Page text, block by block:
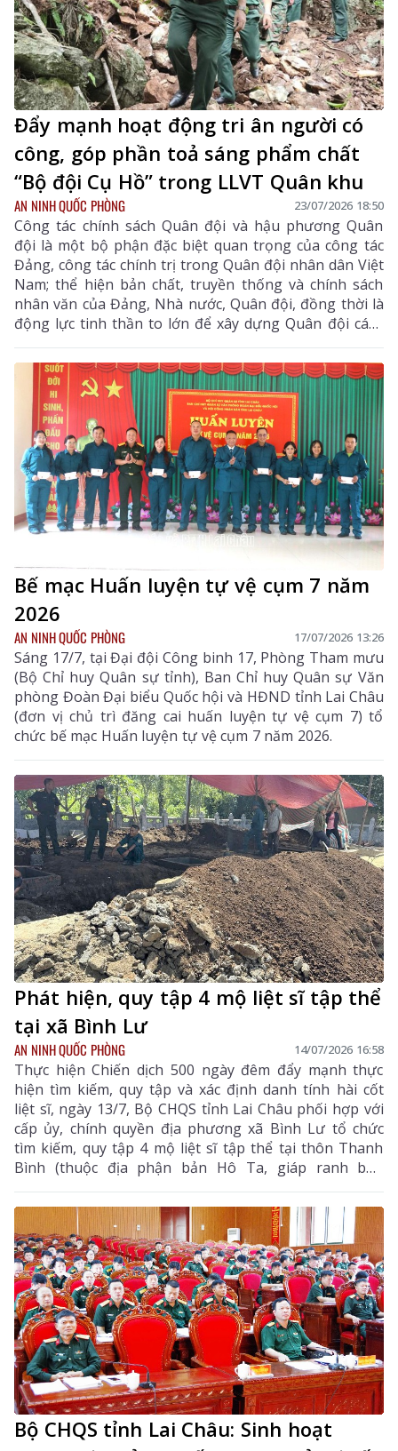
Đẩy mạnh hoạt động tri ân người có
công, góp phần toả sáng phẩm chất
“Bộ đội Cụ Hồ” trong LLVT Quân khu
AN NINH QUỐC PHÒNG 23/07/2026 18:50
Công tác chính sách Quân đội và hậu phương Quân
đội là một bộ phận đặc biệt quan trọng của công tác
Đảng, công tác chính trị trong Quân đội nhân dân Việt
Nam; thể hiện bản chất, truyền thống và chính sách
nhân văn của Đảng, Nhà nước, Quân đội, đồng thời là
động lực tinh thần to lớn để xây dựng Quân đội cách
mạng, chính quy, tinh nhuệ, hiện đại. Đối với lực lượng
vũ trang (LLVT) Quân khu 2, công tác chính sách
không chỉ bảo đảm quyền lợi cho cán bộ, chiến sĩ và
các đối tượng chính sách, mà còn góp phần củng cố
“thế trận lòng dân”, tăng cường đoàn kết quân – dân,
xây dựng khu vực phòng thủ vững chắc đáp ứng yêu
cầu nhiệm vụ bảo vệ Tổ quốc trong tình hình mới.
Bế mạc Huấn luyện tự vệ cụm 7 năm
2026
AN NINH QUỐC PHÒNG 17/07/2026 13:26
Sáng 17/7, tại Đại đội Công binh 17, Phòng Tham mưu
(Bộ Chỉ huy Quân sự tỉnh), Ban Chỉ huy Quân sự Văn
phòng Đoàn Đại biểu Quốc hội và HĐND tỉnh Lai Châu
(đơn vị chủ trì đăng cai huấn luyện tự vệ cụm 7) tổ
chức bế mạc Huấn luyện tự vệ cụm 7 năm 2026.
Phát hiện, quy tập 4 mộ liệt sĩ tập thể
tại xã Bình Lư
AN NINH QUỐC PHÒNG 14/07/2026 16:58
Thực hiện Chiến dịch 500 ngày đêm đẩy mạnh thực
hiện tìm kiếm, quy tập và xác định danh tính hài cốt
liệt sĩ, ngày 13/7, Bộ CHQS tỉnh Lai Châu phối hợp với
cấp ủy, chính quyền địa phương xã Bình Lư tổ chức
tìm kiếm, quy tập 4 mộ liệt sĩ tập thể tại thôn Thanh
Bình (thuộc địa phận bản Hô Ta, giáp ranh bản
Mường Cấu, xã Bình Lư, huyện Tam Đường cũ), bước
đầu xác định là cán bộ, chiến sĩ hy sinh trong kháng
chiến chống Pháp.
Bộ CHQS tỉnh Lai Châu: Sinh hoạt